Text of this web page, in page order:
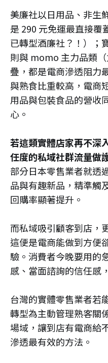
美廉社以日用品、非生
是 290 元免運最直接覆
已轉型酒廉社？！）；
則與 momo 主力品類
疊，都是電商滲透阻力
與熟食比重較高，電商
用品與包裝食品的營收
心。
若這類實體店家再不深
任度的私域社群流量做
部分日本零售業者就透
品與有趣新品，精準觸
回購率顯著提升。
而私域吸引顧客到店，
這便是電商能做到方便
驗。消費者今晚要用的
感、當面諮詢的信任感
台灣的實體零售業者若
轉型為主動管理熟客關
場域，讓到店有電商給
滲透最有效的方法。